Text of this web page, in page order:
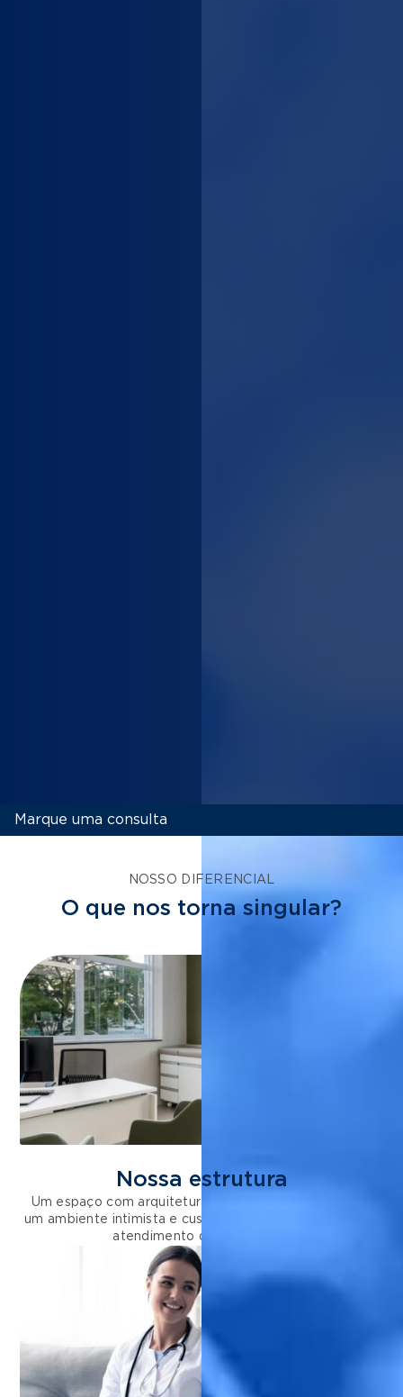
Marque uma consulta
NOSSO DIFERENCIAL
O que nos torna singular?
Nossa estrutura
Um espaço com arquitetura planejada que resulta em
um ambiente intimista e customizado para oferecer um
atendimento de excelência.